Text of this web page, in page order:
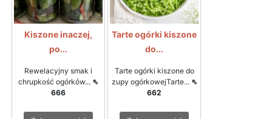
Kiszone inaczej,
po...
Rewelacyjny smak i
chrupkość ogórków... ⇖
666
Tarte ogórki kiszone
do...
Tarte ogórki kiszone do
zupy ogórkowejTarte... ⇖
662